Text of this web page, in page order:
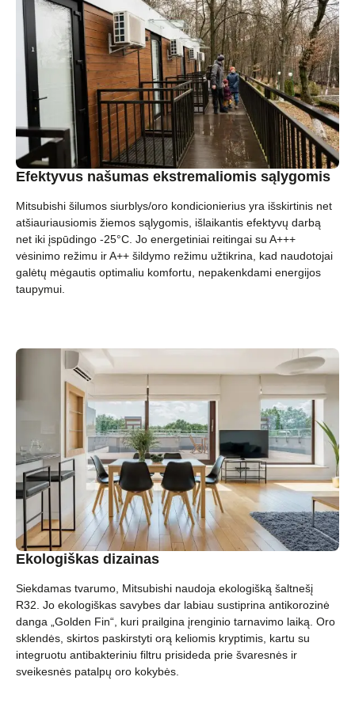
Efektyvus našumas ekstremaliomis sąlygomis
Mitsubishi šilumos siurblys/oro kondicionierius yra išskirtinis net
atšiauriausiomis žiemos sąlygomis, išlaikantis efektyvų darbą
net iki įspūdingo -25°C. Jo energetiniai reitingai su A+++
vėsinimo režimu ir A++ šildymo režimu užtikrina, kad naudotojai
galėtų mėgautis optimaliu komfortu, nepakenkdami energijos
taupymui.
Ekologiškas dizainas
Siekdamas tvarumo, Mitsubishi naudoja ekologišką šaltnešį
R32. Jo ekologiškas savybes dar labiau sustiprina antikorozinė
danga „Golden Fin“, kuri prailgina įrenginio tarnavimo laiką. Oro
sklendės, skirtos paskirstyti orą keliomis kryptimis, kartu su
integruotu antibakteriniu filtru prisideda prie švaresnės ir
sveikesnės patalpų oro kokybės.